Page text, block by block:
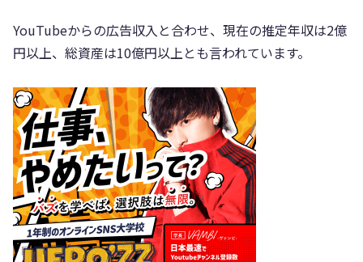
YouTubeからの広告収入と合わせ、現在の推定年収は2億
円以上、総資産は10億円以上とも言われています。